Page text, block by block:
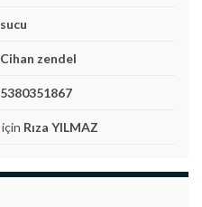
sucu
Cihan zendel
5380351867
için Rıza YILMAZ